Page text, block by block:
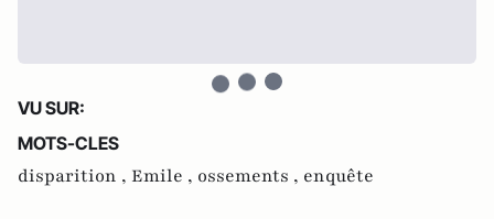
VU SUR:
MOTS-CLES
disparition , Emile , ossements , enquête